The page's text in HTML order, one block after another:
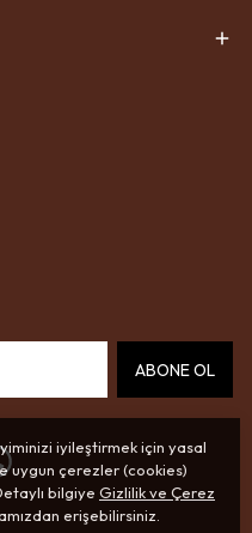
iyileştirmek için yasal
uygun çerezler (cookies)
bilgiye Gizlilik ve Çerez
erişebilirsiniz.
ABONE OL